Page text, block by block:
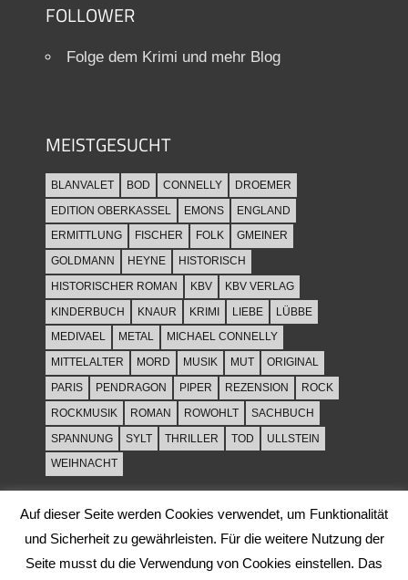
FOLLOWER
Folge dem Krimi und mehr Blog
MEISTGESUCHT
BLANVALET BOD CONNELLY
DROEMER
EDITION OBERKASSEL
EMONS
ENGLAND
ERMITTLUNG
FISCHER FOLK
GMEINER
GOLDMANN
HEYNE
HISTORISCH
HISTORISCHER ROMAN
KBV
KBV VERLAG
KINDERBUCH
KNAUR KRIMI LIEBE
LÜBBE
MEDIVAEL
METAL
MICHAEL CONNELLY
MITTELALTER
MORD MUSIK MUT
ORIGINAL
PARIS
PENDRAGON PIPER REZENSION
ROCK
ROCKMUSIK
ROMAN ROWOHLT
SACHBUCH
SPANNUNG
SYLT THRILLER TOD
ULLSTEIN
WEIHNACHT
Auf dieser Seite werden Cookies verwendet, um Funktionalität
und Sicherheit zu gewährleisten. Für die weitere Nutzung der
Seite musst du die Verwendung von Cookies einstellen. Das